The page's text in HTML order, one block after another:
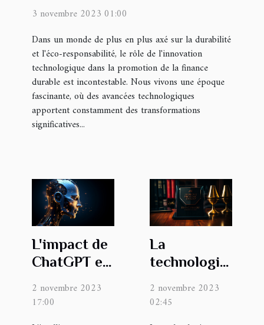
3 novembre 2023 01:00
Dans un monde de plus en plus axé sur la durabilité
et l'éco-responsabilité, le rôle de l'innovation
technologique dans la promotion de la finance
durable est incontestable. Nous vivons une époque
fascinante, où des avancées technologiques
apportent constamment des transformations
significatives...
L'impact de
ChatGPT en
l'industrie
2 novembre 2023
17:00
La
technologie
manière
2 novembre 2023
02:45